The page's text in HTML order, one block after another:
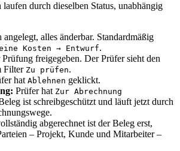
durch dieselben Status, unabhängig
angelegt, alles änderbar. Standardmäßig
Kosten → Entwurf.
Prüfung freigegeben. Der Prüfer sieht den
Filter Zu prüfen.
hat Ablehnen geklickt.
Prüfer hat Zur Abrechnung
ist schreibgeschützt und läuft jetzt durch
abgerechnet ist der Beleg erst,
– Projekt, Kunde und Mitarbeiter –